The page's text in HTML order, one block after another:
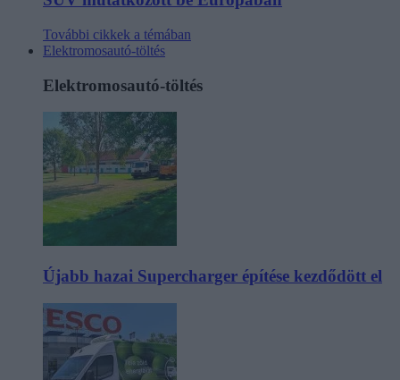
További cikkek a témában
Elektromosautó-töltés
Elektromosautó-töltés
Újabb hazai Supercharger építése kezdődött el